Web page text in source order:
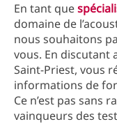
En tant que
domaine de
nous souhaitons
vous. En discutant
Saint-Priest, vous
informations de
Ce n’est pas sans
vainqueurs des